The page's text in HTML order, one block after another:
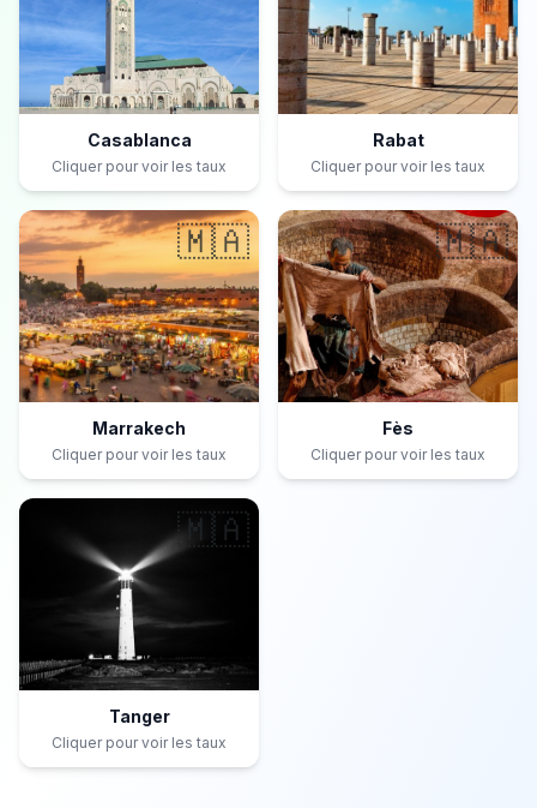
Casablanca
Cliquer pour voir les taux
Rabat
Cliquer pour voir les taux
🇲🇦
Marrakech
Cliquer pour voir les taux
🇲🇦
Fès
Cliquer pour voir les taux
🇲🇦
Tanger
Cliquer pour voir les taux